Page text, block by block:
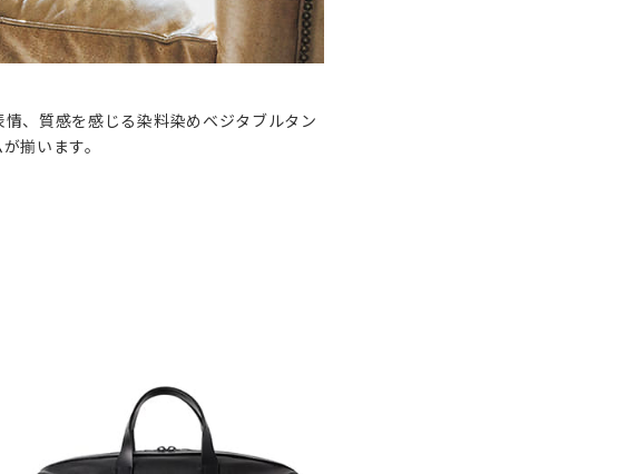
、質感を感じる染料染めベジタブルタン
揃います。